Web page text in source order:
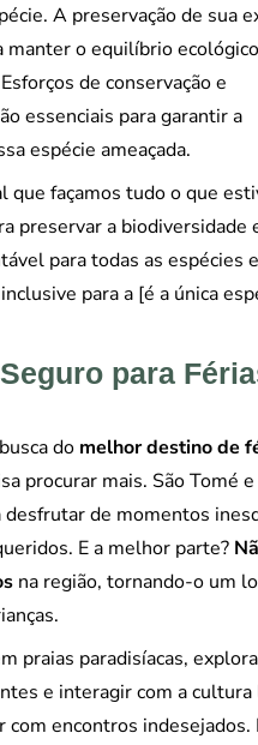
A preservação de sua
manter o equilíbrio
de conservação e
essenciais para garantir a
espécie ameaçada.
que façamos tudo o que
preservar a biodiversidade
para todas as espécies
para a [é a única
para
do melhor destino de
procurar mais. São Tomé
desfrutar de momentos
E a melhor parte?
na região, tornando-o um
praias paradisíacas,
e interagir com a
com encontros indesejados.